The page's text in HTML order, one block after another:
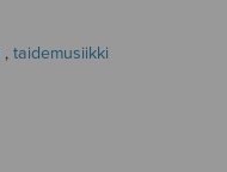
, taidemusiikki